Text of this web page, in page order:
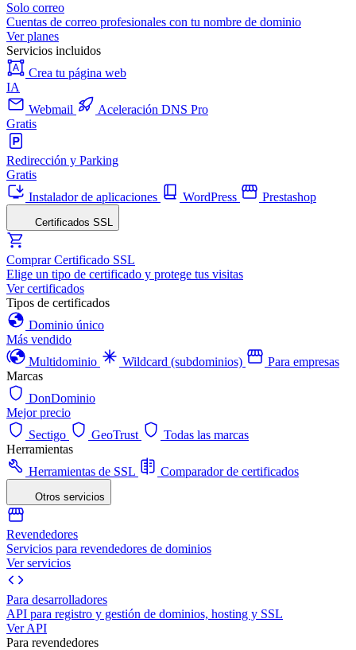
Solo correo
Cuentas de correo profesionales con tu nombre de dominio
Ver planes
Servicios incluidos
Crea tu página web
IA
Webmail
Aceleración DNS Pro
Gratis
Redirección y Parking
Gratis
Instalador de aplicaciones
WordPress Prestashop
Certificados SSL
Comprar Certificado SSL
Elige un tipo de certificado y protege tus visitas
Ver certificados
Tipos de certificados
Dominio único
Más vendido
Multidominio
Wildcard (subdominios)
Para empresas
Marcas
DonDominio
Mejor precio
Sectigo
GeoTrust
Todas las marcas
Herramientas
Herramientas de SSL
Comparador de certificados
Otros servicios
Revendedores
Servicios para revendedores de dominios
Ver servicios
Para desarrolladores
API para registro y gestión de dominios, hosting y SSL
Ver API
Para revendedores